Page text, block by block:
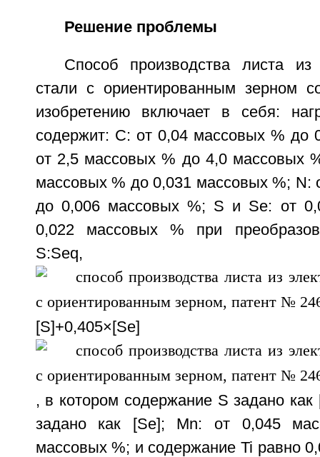
Решение проблемы
Способ производства листа из
стали с ориентированным зерном
изобретению включает в себя:
содержит: С: от 0,04 массовых % до
от 2,5 массовых % до 4,0 массовых
массовых % до 0,031 массовых %; N:
до 0,006 массовых %; S и Se: от
0,022 массовых % при
S:Seq,
[S]+0,405×[Se]
, в котором содержание S задано
задано как [Se]; Mn: от 0,045
массовых %; и содержание Ti равно